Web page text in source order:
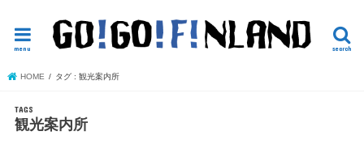
search
menu
HOME タグ : 観光案内所
観光案内所